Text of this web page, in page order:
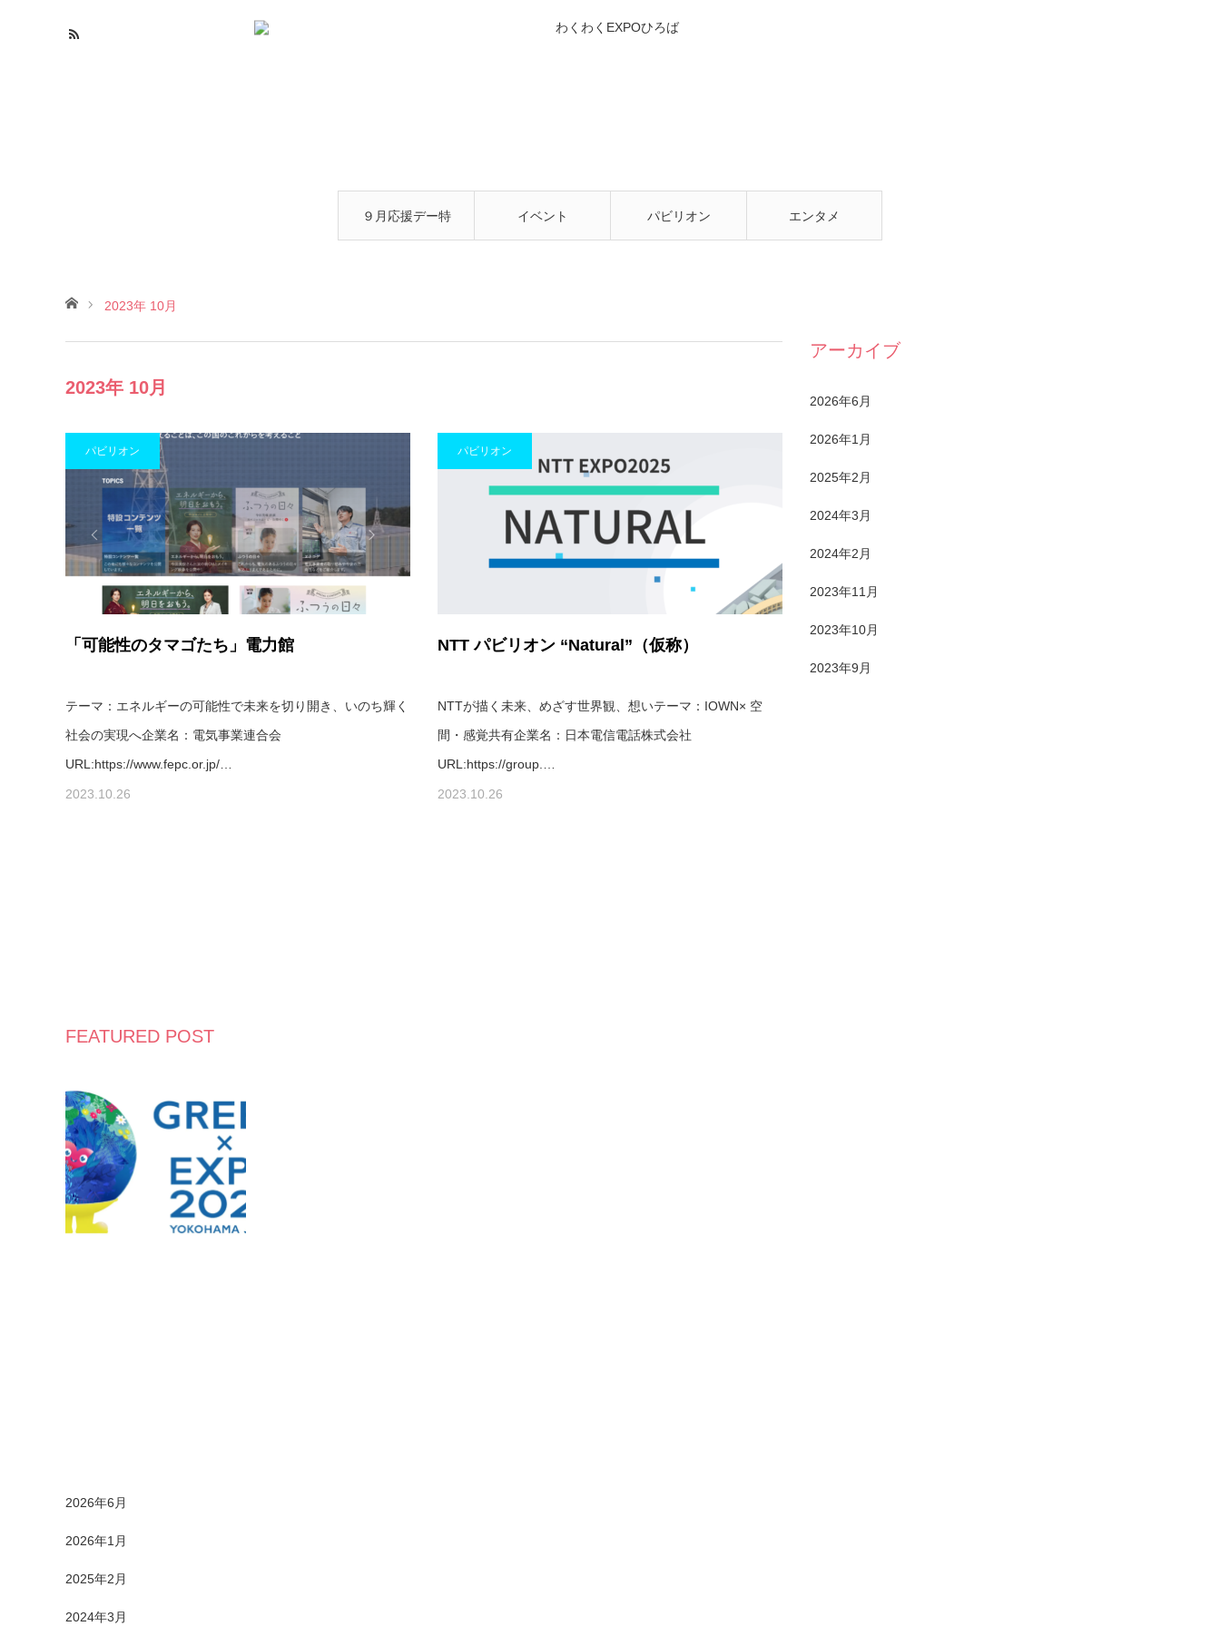
９月応援デー特 イベント パビリオン エンタメ
ホーム2023年 10月
2023年 10月
パビリオン
「可能性のタマゴたち」電力館
テーマ：エネルギーの可能性で未来を切り開き、いのち輝く
社会の実現へ企業名：電気事業連合会
URL:https://www.fepc.or.jp/…
2023.10.26
パビリオン
NTT パビリオン “Natural”（仮称）
NTTが描く未来、めざす世界観、想いテーマ：IOWN× 空
間・感覚共有企業名：日本電信電話株式会社
URL:https://group.…
2023.10.26
アーカイブ
2026年6月
2026年1月
2025年2月
2024年3月
2024年2月
2023年11月
2023年10月
2023年9月
FEATURED POST
2026年6月
2026年1月
2025年2月
2024年3月